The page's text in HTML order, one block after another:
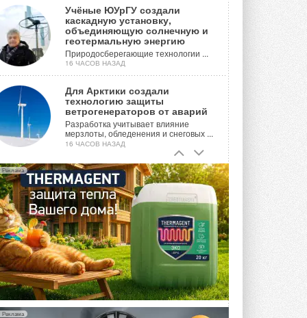
Учёные ЮУрГУ создали
каскадную установку,
объединяющую солнечную и
геотермальную энергию
Природосберегающие технологии ...
16 ЧАСОВ НАЗАД
Для Арктики создали
технологию защиты
ветрогенераторов от аварий
Разработка учитывает влияние
мерзлоты, обледенения и снеговых ...
16 ЧАСОВ НАЗАД
Гибридный тепловой насос PV/T
с одним общим испарителем
Исследователи предложили
конструкцию двухисточникового ...
ВЧЕРА
21-й ежегодный форум
«ЦОД-2026»
Мероприятие пройдет 2-3 сентября в
отеле Radisson Slavyanskaya. Форум
посетит более двух тысяч участников ...
ВЧЕРА
Реклама
Реклама